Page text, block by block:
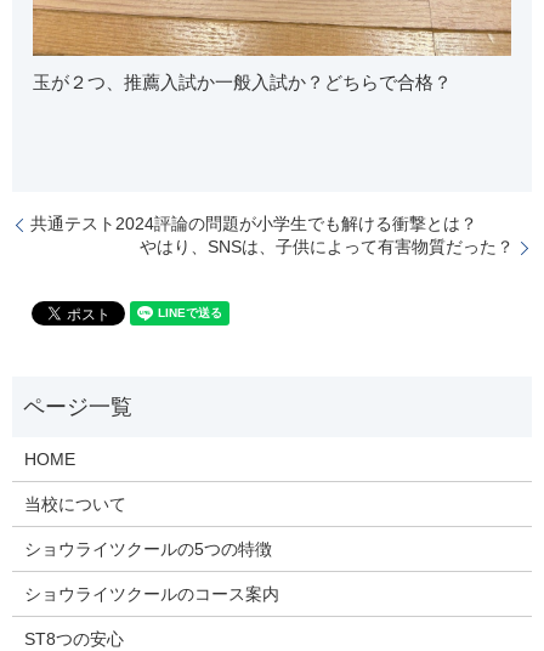
玉が２つ、推薦入試か一般入試か？どちらで合格？
共通テスト2024評論の問題が小学生でも解ける衝撃とは？
やはり、SNSは、子供によって有害物質だった？
HOME
当校について
ショウライツクールの5つの特徴
ショウライツクールのコース案内
ST8つの安心